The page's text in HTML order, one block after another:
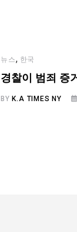
뉴스, 한국
경찰이 범죄 증
BYK.A TIMES NY